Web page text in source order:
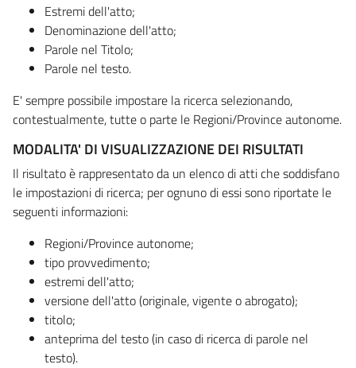
Estremi dell'atto;
Denominazione dell'atto;
Parole nel Titolo;
Parole nel testo.
E' sempre possibile impostare la ricerca selezionando,
contestualmente, tutte o parte le Regioni/Province autonome.
MODALITA' DI VISUALIZZAZIONE DEI RISULTATI
Il risultato è rappresentato da un elenco di atti che soddisfano
le impostazioni di ricerca; per ognuno di essi sono riportate le
seguenti informazioni:
Regioni/Province autonome;
tipo provvedimento;
estremi dell'atto;
versione dell'atto (originale, vigente o abrogato);
titolo;
anteprima del testo (in caso di ricerca di parole nel
testo).